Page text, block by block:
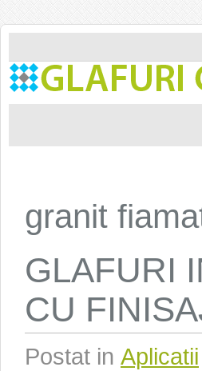
granit
GLAFURI
CU
Postat in Aplicatii